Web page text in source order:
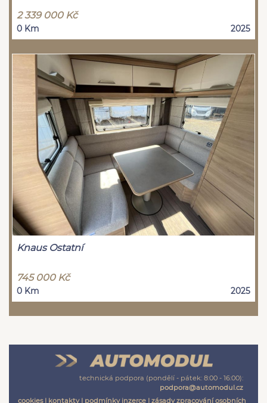
2 339 000 Kč
0 Km 2025
Knaus Ostatní
745 000 Kč
0 Km 2025
technická podpora (pondělí - pátek: 8:00 - 16:00):
podpora@automodul.cz
cookies| kontakty| podmínky inzerce | zásady zpracování osobních